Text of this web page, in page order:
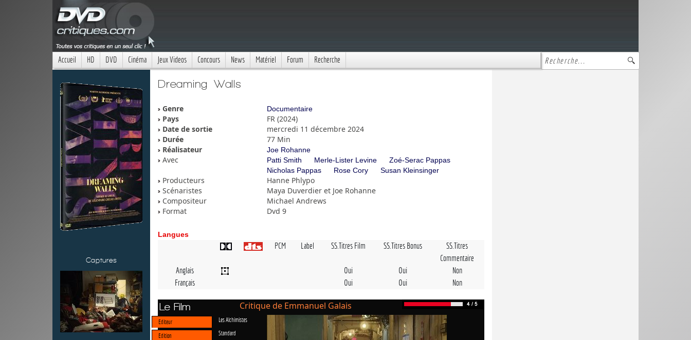
Accueil HD DVD Cinéma Jeux Videos Concours News Matériel Forum Recherche
Captures
Dreaming Walls
Genre Documentaire
Pays
FR (2024)
Date de sortie
mercredi 11 décembre 2024
Durée
77 Min
Réalisateur
Joe Rohanne
Avec Patti Smith Merle-Lister Levine
Zoé-Serac Pappas
Nicholas Pappas
Rose Cory Susan Kleinsinger
Producteurs
Hanne Phlypo
Scénaristes
Maya Duverdier et Joe Rohanne
Compositeur
Michael Andrews
Format
Dvd 9
Langues
PCM Label SS.Titres Film SS.Titres Bonus
SS.Titres
Commentaire
Anglais
Oui Oui
Non
Français
Oui Oui Non
Le Film Critique de Emmanuel Galais
Editeur Les Alchimistes
Edition Standard